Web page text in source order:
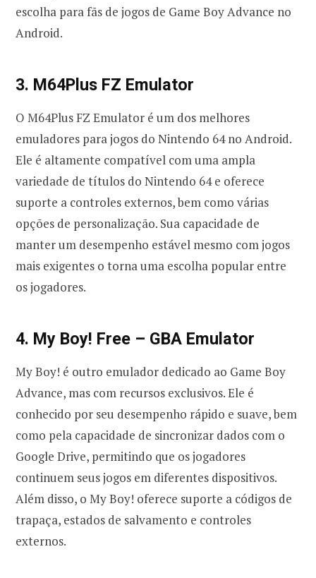
escolha para fãs de jogos de Game Boy Advance no
Android.
3. M64Plus FZ Emulator
O M64Plus FZ Emulator é um dos melhores
emuladores para jogos do Nintendo 64 no Android.
Ele é altamente compatível com uma ampla
variedade de títulos do Nintendo 64 e oferece
suporte a controles externos, bem como várias
opções de personalização. Sua capacidade de
manter um desempenho estável mesmo com jogos
mais exigentes o torna uma escolha popular entre
os jogadores.
4. My Boy! Free – GBA Emulator
My Boy! é outro emulador dedicado ao Game Boy
Advance, mas com recursos exclusivos. Ele é
conhecido por seu desempenho rápido e suave, bem
como pela capacidade de sincronizar dados com o
Google Drive, permitindo que os jogadores
continuem seus jogos em diferentes dispositivos.
Além disso, o My Boy! oferece suporte a códigos de
trapaça, estados de salvamento e controles
externos.